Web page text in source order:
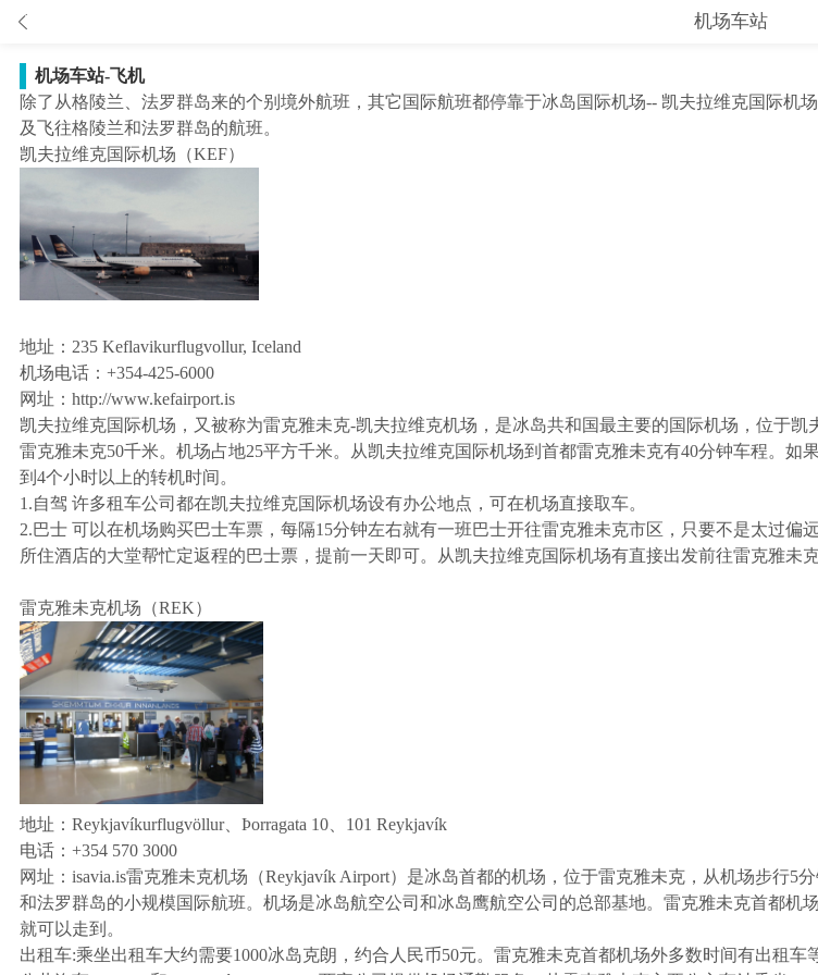
 机场车站
机场车站-飞机
除了从格陵兰、法罗群岛来的个别境外航班，其它国际航班都停靠于冰岛国际机场-- 凯夫拉维克国际
及飞往格陵兰和法罗群岛的航班。
凯夫拉维克国际机场 （KEF）
地址：235 Keflavikurflugvollur, Iceland
机场电话：+354-425-6000
网址：http://www.kefairport.is
凯夫拉维克国际机场，又被称为雷克雅未克-凯夫拉维克机场，是冰岛共和国最主要的国际机场，位于
雷克雅未克50千米。机场占地25平方千米。从凯夫拉维克国际机场到首都雷克雅未克有40分钟车程。
到4个小时以上的转机时间。
1.自驾 许多租车公司都在凯夫拉维克国际机场设有办公地点，可在机场直接取车。
2.巴士 可以在机场购买巴士车票，每隔15分钟左右就有一班巴士开往雷克雅未克市区，只要不是太过
所住酒店的大堂帮忙定返程的巴士票，提前一天即可。从凯夫拉维克国际机场有直接出发前往雷克雅未
雷克雅未克机场（REK）
地址：Reykjavíkurflugvöllur、Þorragata 10、101 Reykjavík
电话：+354 570 3000
网址：isavia.is雷克雅未克机场（Reykjavík Airport）是冰岛首都的机场，位于雷克雅未克，从机场步行
和法罗群岛的小规模国际航班。机场是冰岛航空公司和冰岛鹰航空公司的总部基地。雷克雅未克首都
就可以走到。
出租车:乘坐出租车大约需要1000冰岛克朗，约合人民币50元。雷克雅未克首都机场外多数时间有出租车